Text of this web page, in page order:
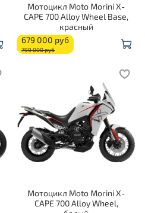
Мотоцикл Moto Morini X-
CAPE 700 Alloy Wheel Base,
красный
679 000 руб
799 000 руб
Мотоцикл Moto Morini X-
CAPE 700 Alloy Wheel,